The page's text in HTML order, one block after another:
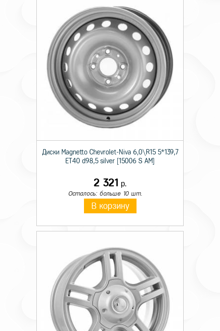
Диски Magnetto Chevrolet-Niva 6,0\R15 5*139,7
ET40 d98,5 silver [15006 S AM]
2 321 р.
Осталось: больше 10 шт.
В корзину